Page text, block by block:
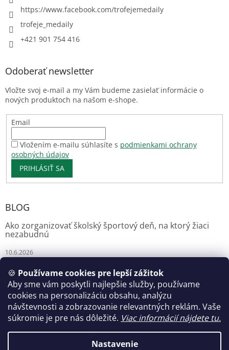
🍪 Používame cookies pre lepší zážitok
Aby sme vám poskytli najlepšie služby, používame
cookies na personalizáciu obsahu, analýzu
návštevnosti a zobrazovanie relevantných reklám. Vaše
súkromie je pre nás dôležité. Viac informácií nájdete tu.
Nastavenie
https://www.facebook.com/trofejemedaily
trofeje_medaily
+421 901 754 416
Odoberať newsletter
Vložte svoj e-mail a my Vám budeme zasielať informácie o
nových produktoch na našom e-shope.
Email
Vložením e-mailu súhlasíte s podmienkami ochrany
osobných údajov
PRIHLÁSIŤ SA
BLOG
Ako zorganizovať školský športový deň, na ktorý žiaci
nezabudnú
10.6.2026
Florianshop